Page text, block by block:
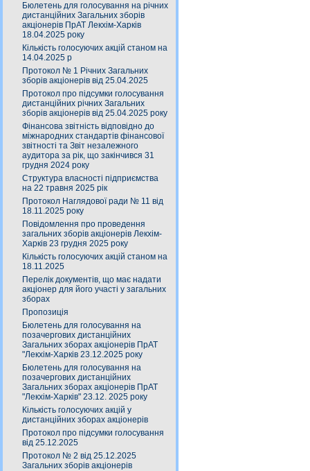
Бюлетень для голосування на річних
дистанційних Загальних зборів
акціонерів ПрАТ Лекхім-Харків
18.04.2025 року
Кількість голосуючих акцій станом на
14.04.2025 р
Протокол № 1 Річних Загальних
зборів акціонерів від 25.04.2025
Протокол про підсумки голосування
дистанційних річних Загальних
зборів акціонерів від 25.04.2025 року
Фінансова звітність відповідно до
міжнародних стандартів фінансової
звітності та Звіт незалежного
аудитора за рік, що закінчився 31
грудня 2024 року
Структура власності підприємства
на 22 травня 2025 рік
Протокол Наглядової ради № 11 від
18.11.2025 року
Повідомлення про проведення
загальних зборів акціонерів Лекхім-
Харків 23 грудня 2025 року
Кількість голосуючих акцій станом на
18.11.2025
Перелік документів, що має надати
акціонер для його участі у загальних
зборах
Пропозиція
Бюлетень для голосування на
позачергових дистанційних
Загальних зборах акціонерів ПрАТ
"Лекхім-Харків 23.12.2025 року
Бюлетень для голосування на
позачергових дистанційних
Загальних зборах акціонерів ПрАТ
"Лекхім-Харків" 23.12. 2025 року
Кількість голосуючих акцій у
дистанційних зборах акціонерів
Протокол про підсумки голосування
від 25.12.2025
Протокол № 2 від 25.12.2025
Загальних зборів акціонерів